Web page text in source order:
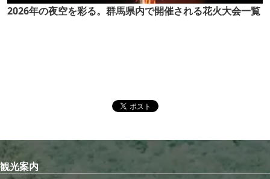
2026年の夜空を彩る。群馬県内で開催される花火大会一覧
観光案内